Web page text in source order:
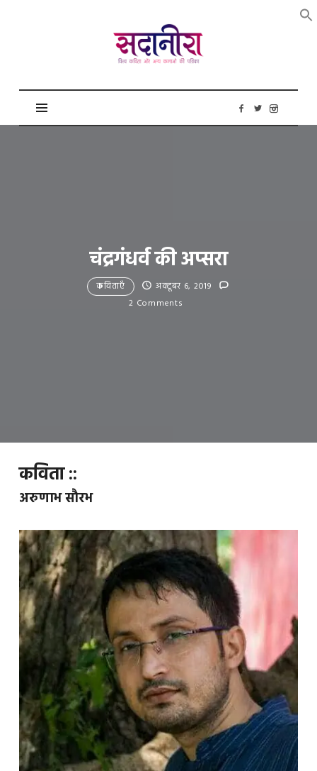
सदानीरा
चंद्रगंधर्व की अप्सरा
कविताएँ
अक्टूबर 6, 2019
2 Comments
कविता ::
अरुणाभ सौरभ